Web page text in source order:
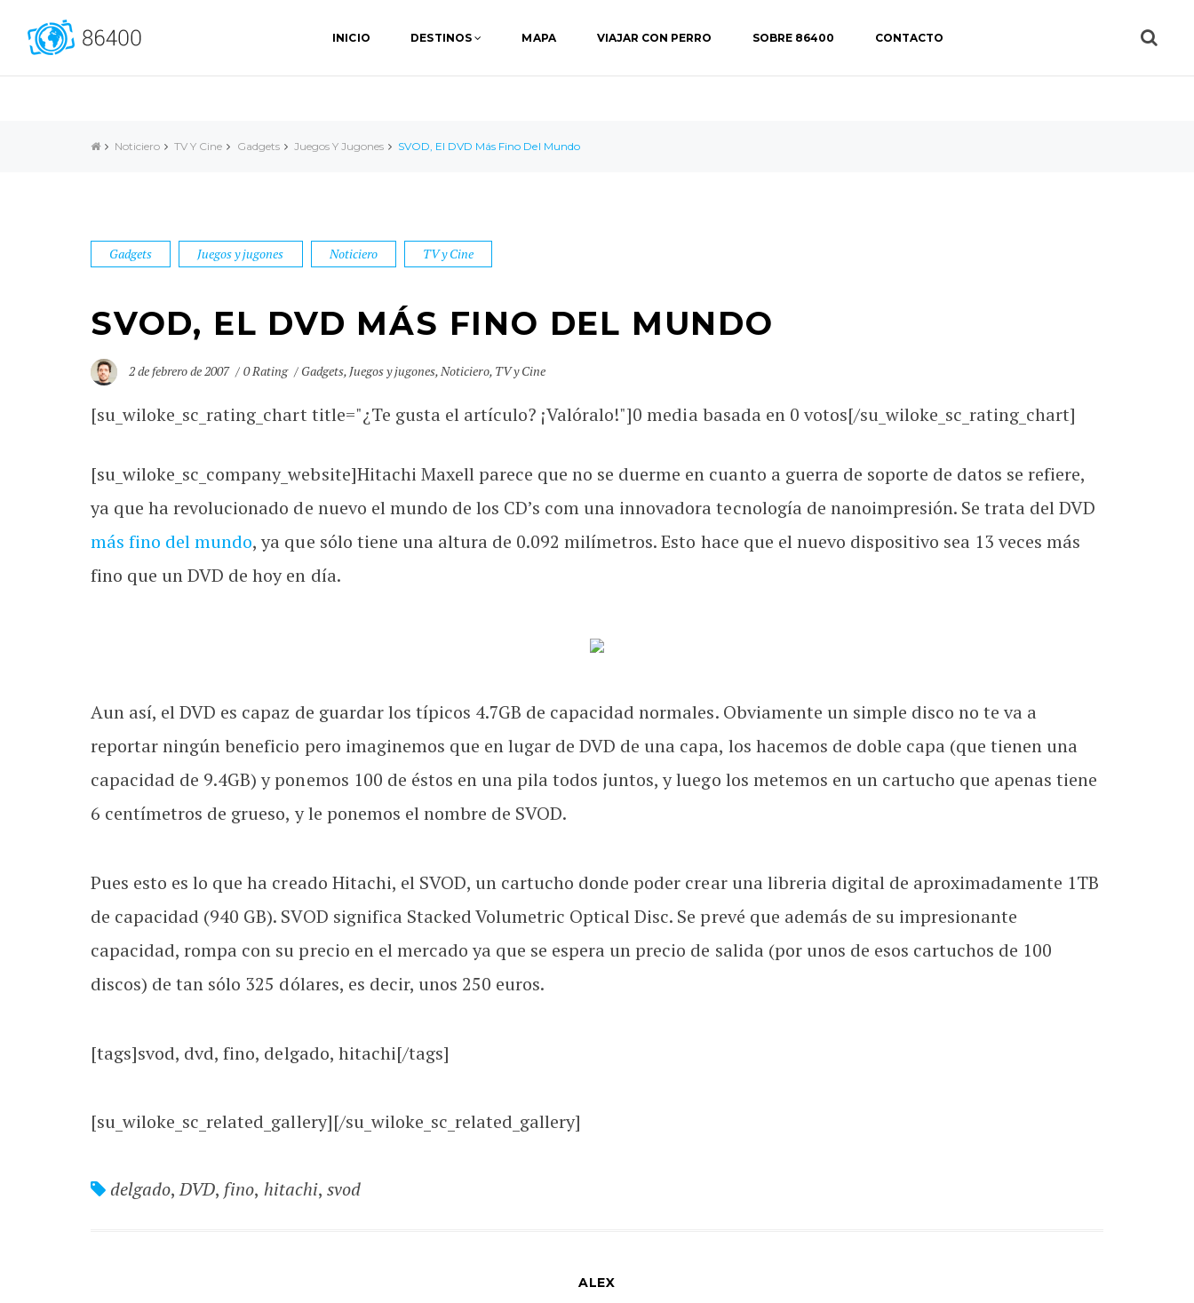
INICIO DESTINOS MAPA VIAJAR CON PERRO SOBRE 86400 CONTACTO
Noticiero TV Y Cine Gadgets Juegos Y Jugones SVOD, El DVD Más Fino Del Mundo
Gadgets Juegos y jugones Noticiero TV y Cine
SVOD, EL DVD MÁS FINO DEL MUNDO
2 de febrero de 2007 0 Rating Gadgets, Juegos y jugones, Noticiero, TV y Cine
[su_wiloke_sc_rating_chart title="¿Te gusta el artículo? ¡Valóralo!"]0media basada en 0 votos[/su_wiloke_sc_rating_chart]
[su_wiloke_sc_company_website]Hitachi Maxell parece que no se duerme en cuanto a guerra de soporte de datos se refiere,
ya que ha revolucionado de nuevo el mundo de los CD’s com una innovadora tecnología de nanoimpresión. Se trata del DVD
más fino del mundo, ya que sólo tiene una altura de 0.092 milímetros. Esto hace que el nuevo dispositivo sea 13 veces más
fino que un DVD de hoy en día.
Aun así, el DVD es capaz de guardar los típicos 4.7GB de capacidad normales. Obviamente un simple disco no te va a
reportar ningún beneficio pero imaginemos que en lugar de DVD de una capa, los hacemos de doble capa (que tienen una
capacidad de 9.4GB) y ponemos 100 de éstos en una pila todos juntos, y luego los metemos en un cartucho que apenas tiene
6 centímetros de grueso, y le ponemos el nombre de SVOD.
Pues esto es lo que ha creado Hitachi, el SVOD, un cartucho donde poder crear una libreria digital de aproximadamente 1TB
de capacidad (940 GB). SVOD significa Stacked Volumetric Optical Disc. Se prevé que además de su impresionante
capacidad, rompa con su precio en el mercado ya que se espera un precio de salida (por unos de esos cartuchos de 100
discos) de tan sólo 325 dólares, es decir, unos 250 euros.
[tags]svod, dvd, fino, delgado, hitachi[/tags]
[su_wiloke_sc_related_gallery][/su_wiloke_sc_related_gallery]
delgado,DVD, fino, hitachi, svod
ALEX